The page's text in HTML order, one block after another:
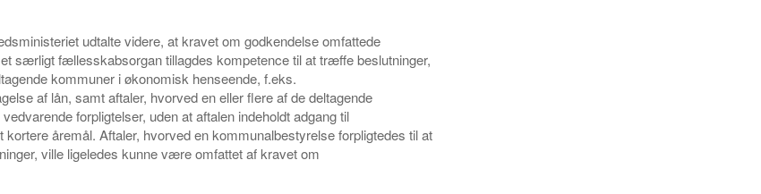
udtalte videre, at kravet om godkendelse omfattede
særligt fællesskabsorgan tillagdes kompetence til at træffe beslutninger,
kommuner i økonomisk henseende, f.eks.
af lån, samt aftaler, hvorved en eller flere af de deltagende
forpligtelser, uden at aftalen indeholdt adgang til
kortere åremål. Aftaler, hvorved en kommunalbestyrelse forpligtedes til at
ville ligeledes kunne være omfattet af kravet om